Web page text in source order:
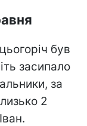
був
засипало
за
2